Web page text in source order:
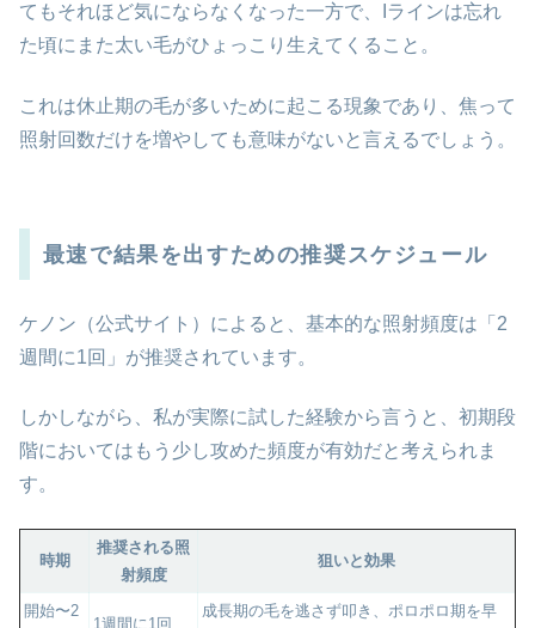
てもそれほど気にならなくなった一方で、Iラインは忘れ
た頃にまた太い毛がひょっこり生えてくること。
これは休止期の毛が多いために起こる現象であり、焦って
照射回数だけを増やしても意味がないと言えるでしょう。
最速で結果を出すための推奨スケジュール
ケノン（公式サイト）によると、基本的な照射頻度は「2
週間に1回」が推奨されています。
しかしながら、私が実際に試した経験から言うと、初期段
階においてはもう少し攻めた頻度が有効だと考えられま
す。
時期
推奨される照
射頻度
狙いと効果
開始〜2
1週間に1回
成長期の毛を逃さず叩き、ポロポロ期を早